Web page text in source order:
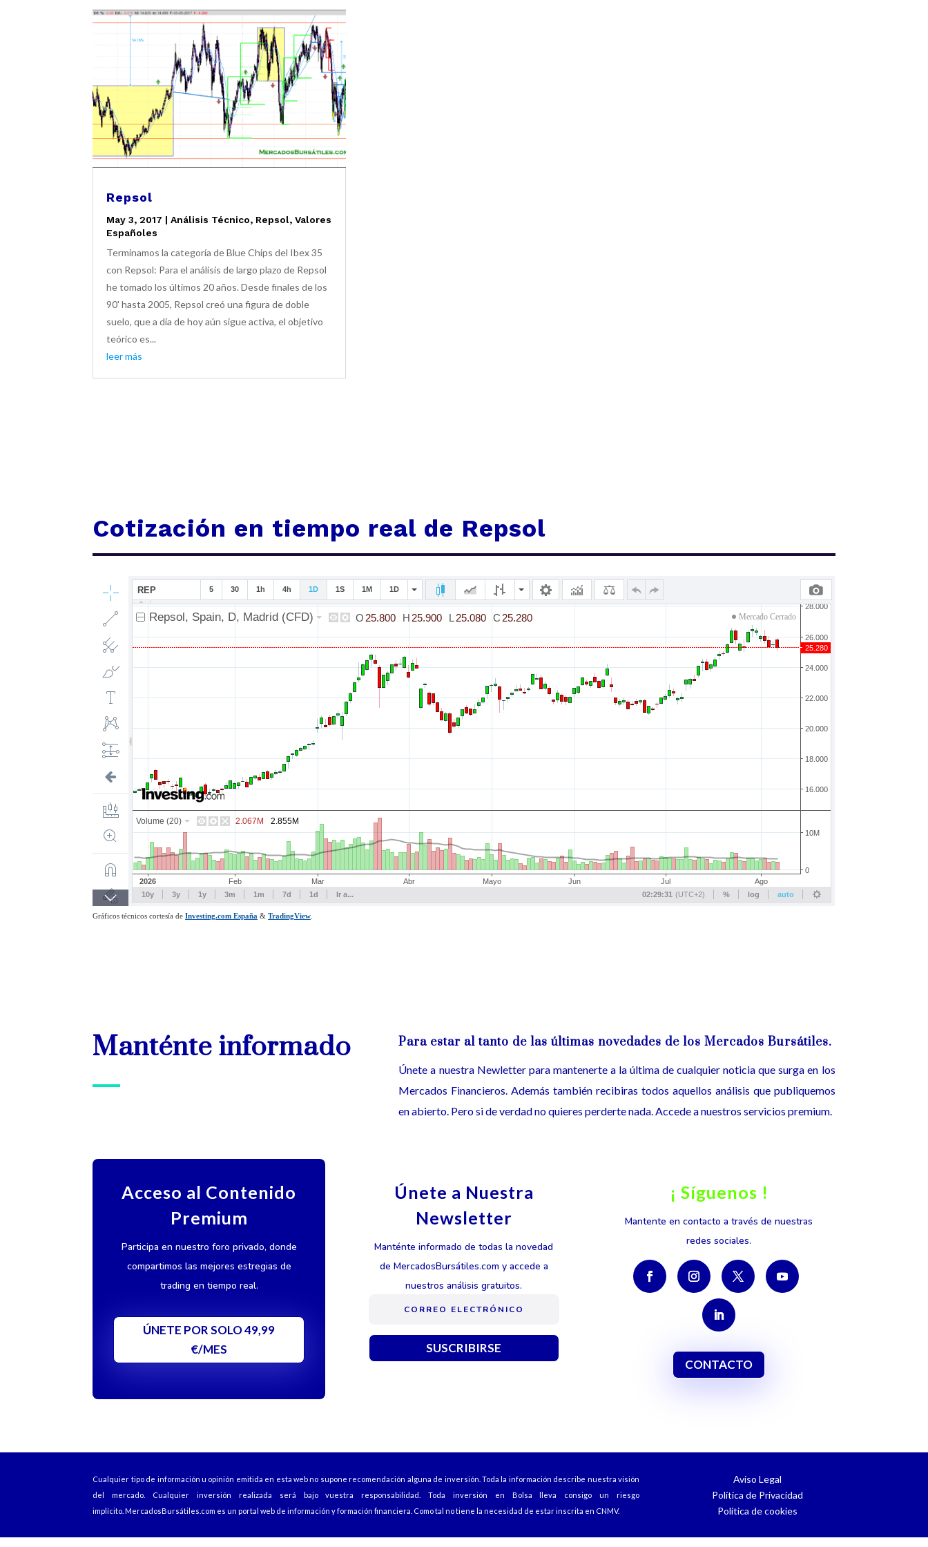
Repsol
May 3, 2017 |Análisis Técnico, Repsol,Valores
Españoles
Terminamos la categoría de Blue Chips del Ibex 35
con Repsol: Para el análisis de largo plazo de Repsol
he tomado los últimos 20 años. Desde finales de los
90' hasta 2005, Repsol creó una figura de doble
suelo, que a día de hoy aún sigue activa, el objetivo
teórico es...
leer más
Cotización en tiempo real de Repsol
Manténte informado Para estar al tanto de las últimas novedades de los Mercados Bursátiles.
Únete a nuestra Newletter para mantenerte a la última de cualquier noticia que surga en los
Mercados Financieros. Además también recibiras todos aquellos análisis que publiquemos
en abierto. Pero si de verdad no quieres perderte nada. Accede a nuestros servicios premium.
Acceso al Contenido
Premium
Participa en nuestro foro privado, donde
compartimos las mejores estregias de
trading en tiempo real.
ÚNETE POR SOLO 49,99
€/MES
Únete a Nuestra
Newsletter
Manténte informado de todas la novedad
de MercadosBursátiles.com y accede a
nuestros análisis gratuitos.
SUSCRIBIRSE
¡ Síguenos !
Mantente en contacto a través de nuestras
redes sociales.
CONTACTO
Cualquier tipo de información u opinión emitida en esta web no supone recomendación alguna de inversión. Toda la información describe nuestra visión
del mercado. Cualquier inversión realizada será bajo vuestra responsabilidad. Toda inversión en Bolsa lleva consigo un riesgo
implícito.MercadosBursátiles.com es un portal web de información y formación financiera. Como tal no tiene la necesidad de estar inscrita en CNMV.
Aviso Legal
Política de Privacidad
Política de cookies